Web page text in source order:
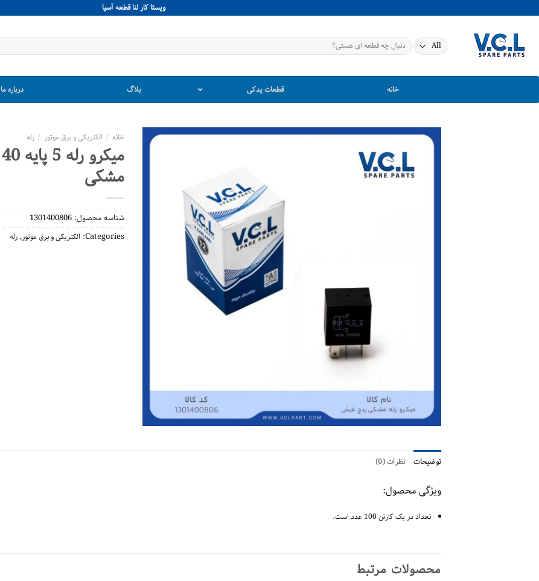
to
ويستا كار لنا قطعه آسيا
جستجو
برای:
خانه قطعات یدکی بلاگ درباره ما
خانه / الکتریکی و برق موتور / رله
مشکی
شناسه محصول: 1301400806
Categories: الکتریکی و برق موتور,رله
توضیحات نظرات (0)
ویژگی محصول:
تعداد در یک کارتن 100 عدد است.
محصولات مرتبط